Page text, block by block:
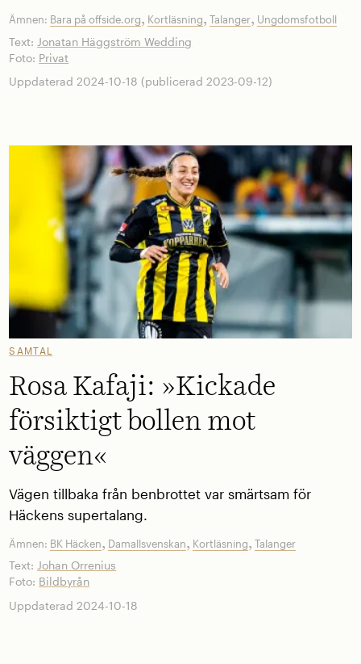
Ämnen: Bara på offside.org, Kortläsning,Talanger, Ungdomsfotboll
Text: Jonatan Häggström Wedding
Foto: Privat
Uppdaterad 2024-10-18 (publicerad 2023-09-12)
SAMTAL
Rosa Kafaji: »Kickade
försiktigt bollen mot
väggen«
Vägen tillbaka från benbrottet var smärtsam för
Häckens supertalang.
Ämnen: BK Häcken, Damallsvenskan, Kortläsning,Talanger
Text: Johan Orrenius
Foto: Bildbyrån
Uppdaterad 2024-10-18